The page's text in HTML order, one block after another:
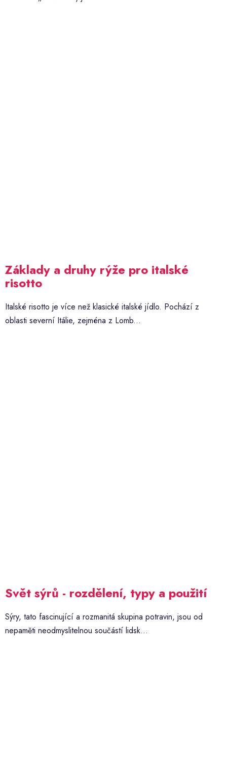
Základy a druhy rýže pro italské
risotto
Italské risotto je více než klasické italské jídlo. Pochází z
oblasti severní Itálie, zejména z Lomb...
Svět sýrů - rozdělení, typy a použití
Sýry, tato fascinující a rozmanitá skupina potravin, jsou od
nepaměti neodmyslitelnou součástí lidsk...